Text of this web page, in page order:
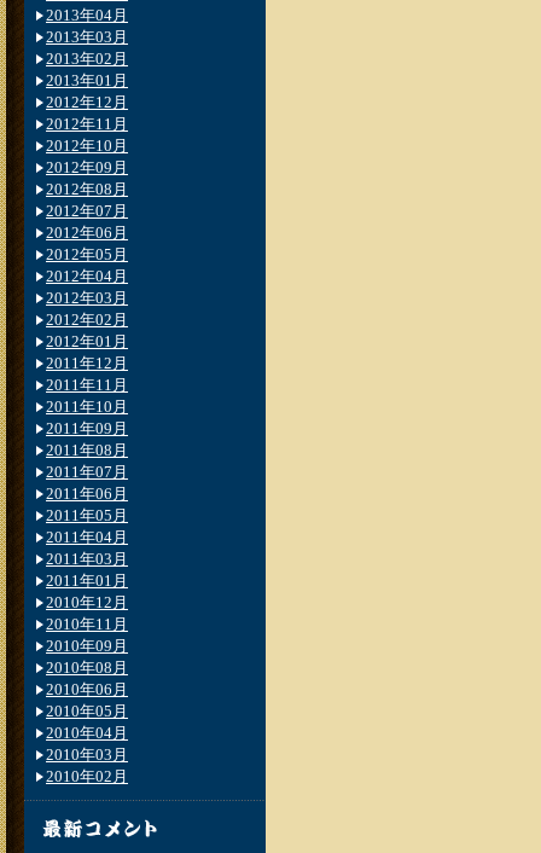
2013年04月
2013年03月
2013年02月
2013年01月
2012年12月
2012年11月
2012年10月
2012年09月
2012年08月
2012年07月
2012年06月
2012年05月
2012年04月
2012年03月
2012年02月
2012年01月
2011年12月
2011年11月
2011年10月
2011年09月
2011年08月
2011年07月
2011年06月
2011年05月
2011年04月
2011年03月
2011年01月
2010年12月
2010年11月
2010年09月
2010年08月
2010年06月
2010年05月
2010年04月
2010年03月
2010年02月